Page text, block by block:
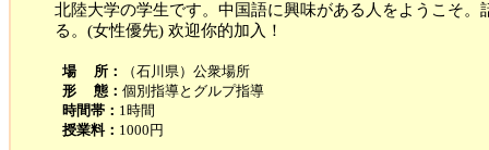
北陸大学の学生です。中国語に興味がある人をようこそ
る。(女性優先) 欢迎你的加入！
場 所：
（石川県）公衆場所
形 態： 個別指導とグルプ指導
時間帯： 1時間
授業料： 1000円